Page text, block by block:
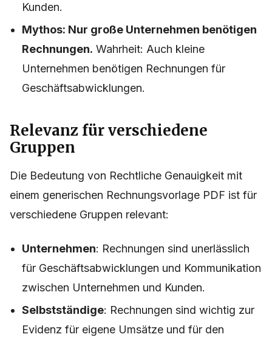
Kunden.
Mythos: Nur große Unternehmen benötigen
Rechnungen. Wahrheit: Auch kleine
Unternehmen benötigen Rechnungen für
Geschäftsabwicklungen.
Relevanz für verschiedene
Gruppen
Die Bedeutung von Rechtliche Genauigkeit mit
einem generischen Rechnungsvorlage PDF ist für
verschiedene Gruppen relevant:
Unternehmen: Rechnungen sind unerlässlich
für Geschäftsabwicklungen und Kommunikation
zwischen Unternehmen und Kunden.
Selbstständige: Rechnungen sind wichtig zur
Evidenz für eigene Umsätze und für den